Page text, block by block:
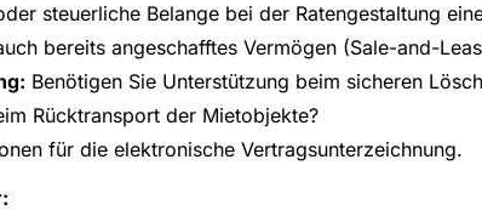
steuerliche Belange bei der Ratengestaltung
bereits angeschafftes Vermögen (Sale-and-
Benötigen Sie Unterstützung beim sicheren
Rücktransport der Mietobjekte?
für die elektronische Vertragsunterzeichnung.